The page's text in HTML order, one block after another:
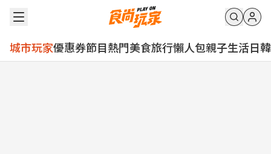
城市玩家優惠券節目熱門美食旅行懶人包親子生活日韓